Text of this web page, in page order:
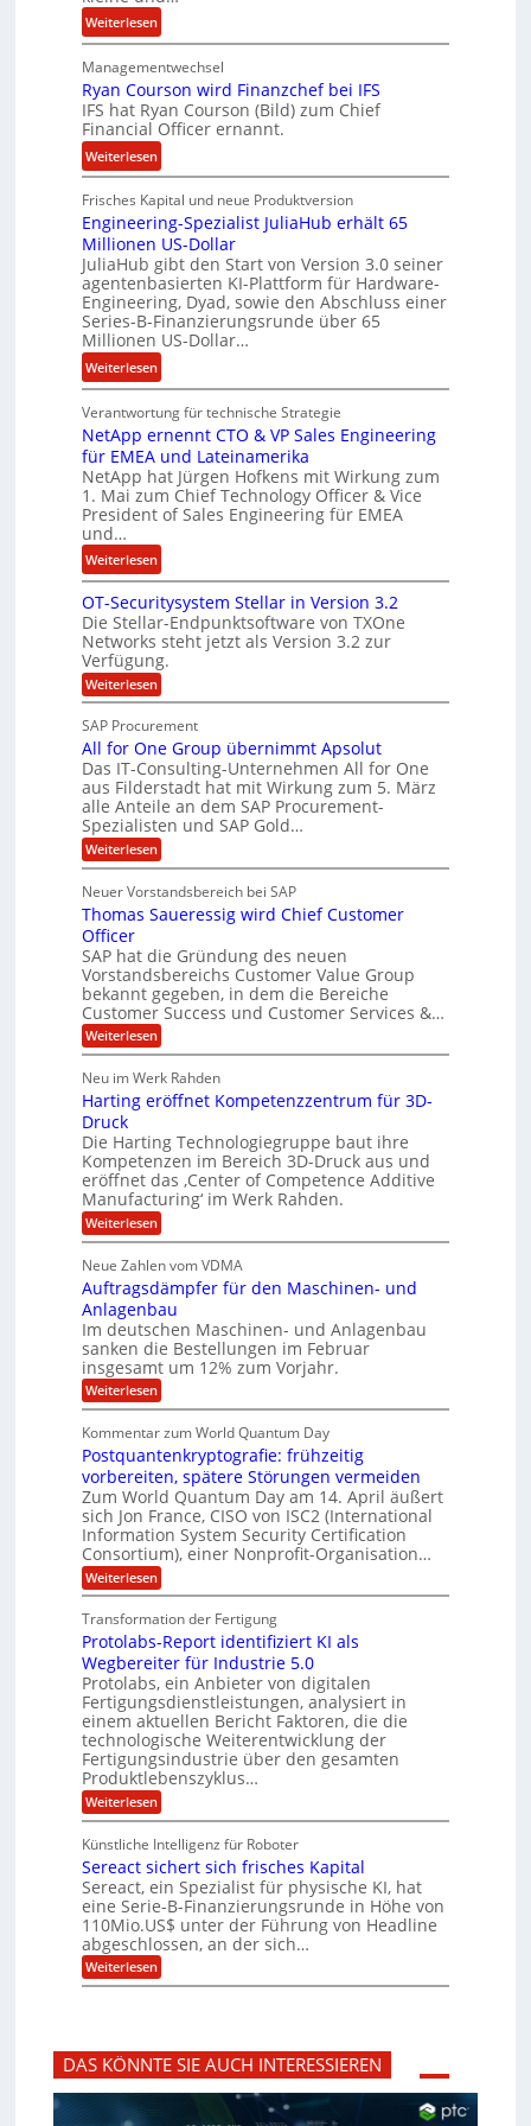
i
t
z
u
s
a
m
e
n
Weiterlesen:
L
ö
s
e
g
e
l
d
z
a
h
l
e
n
i
s
e
i
n
e
ö
s
u
n
g
Managementwechsel
Ryan Courson wird Finanzchef bei IFS
IFS hat Ryan Courson (Bild) zum Chief
Financial Officer ernannt.
Weiterlesen:
R
y
a
n
C
o
u
r
s
o
i
r
d
F
n
a
n
z
c
h
e
e
i
F
S
Frisches Kapital und neue Produktversion
Engineering-Spezialist JuliaHub erhält 65
Millionen US-Dollar
JuliaHub gibt den Start von Version 3.0 seiner
agentenbasierten KI-Plattform für Hardware-
Engineering, Dyad, sowie den Abschluss einer
Series-B-Finanzierungsrunde über 65
Millionen US-Dollar…
Weiterlesen:
E
n
g
n
e
e
r
i
g
-
S
p
e
z
i
a
l
i
s
t
u
i
a
H
u
b
r
h
l
t
6
5
M
i
l
l
i
o
n
e
U
S
-
D
o
l
l
r
Verantwortung für technische Strategie
NetApp ernennt CTO & VP Sales Engineering
für EMEA und Lateinamerika
NetApp hat Jürgen Hofkens mit Wirkung zum
1. Mai zum Chief Technology Officer & Vice
President of Sales Engineering für EMEA
und…
Weiterlesen:
N
e
t
A
p
p
n
e
n
n
t
C
T
O
V
P
S
a
l
e
s
n
g
i
n
e
r
i
n
g
f
ü
r
E
M
E
A
u
n
d
L
a
t
e
i
n
a
m
e
r
i
k
a
OT-Securitysystem Stellar in Version 3.2
Die Stellar-Endpunktsoftware von TXOne
Networks steht jetzt als Version 3.2 zur
Verfügung.
Weiterlesen:
O
-
S
e
c
u
r
i
t
y
y
s
e
m
S
t
e
l
l
r
i
e
r
s
i
o
n
3
.
2
SAP Procurement
All for One Group übernimmt Apsolut
Das IT-Consulting-Unternehmen All for One
aus Filderstadt hat mit Wirkung zum 5. März
alle Anteile an dem SAP Procurement-
Spezialisten und SAP Gold…
Weiterlesen:
A
l
f
r
O
n
e
G
r
o
p
ü
r
n
i
m
m
t
A
p
s
o
l
u
t
Neuer Vorstandsbereich bei SAP
Thomas Saueressig wird Chief Customer
Officer
SAP hat die Gründung des neuen
Vorstandsbereichs Customer Value Group
bekannt gegeben, in dem die Bereiche
Customer Success und Customer Services &…
Weiterlesen:
T
o
m
S
a
u
e
r
e
s
i
g
w
i
r
d
C
h
i
e
f
C
u
s
t
o
m
e
r
O
ff
c
e
Neu im Werk Rahden
Harting eröffnet Kompetenzzentrum für 3D-
Druck
Die Harting Technologiegruppe baut ihre
Kompetenzen im Bereich 3D-Druck aus und
eröffnet das ‚Center of Competence Additive
Manufacturing‘ im Werk Rahden.
Weiterlesen:
H
r
t
i
n
g
e
r
ö
f
n
e
t
K
o
m
p
e
t
e
z
e
n
t
r
u
m
f
ü
r
3
D
D
r
u
c
k
Neue Zahlen vom VDMA
Auftragsdämpfer für den Maschinen- und
Anlagenbau
Im deutschen Maschinen- und Anlagenbau
sanken die Bestellungen im Februar
insgesamt um 12% zum Vorjahr.
Weiterlesen:
A
f
t
r
a
g
s
d
ä
m
p
e
f
ü
r
d
e
n
M
a
s
c
h
n
e
n
-
u
n
d
A
n
e
n
Kommentar zum World Quantum Day
Postquantenkryptografie: frühzeitig
vorbereiten, spätere Störungen vermeiden
Zum World Quantum Day am 14. April äußert
sich Jon France, CISO von ISC2 (International
Information System Security Certification
Consortium), einer Nonprofit-Organisation…
Weiterlesen:
P
s
t
q
u
a
n
t
e
n
k
r
y
p
t
o
g
r
a
f
i
e
:
f
z
e
i
Transformation der Fertigung
Protolabs-Report identifiziert KI als
Wegbereiter für Industrie 5.0
Protolabs, ein Anbieter von digitalen
Fertigungsdienstleistungen, analysiert in
einem aktuellen Bericht Faktoren, die die
technologische Weiterentwicklung der
Fertigungsindustrie über den gesamten
Produktlebenszyklus…
Weiterlesen:
P
o
t
o
l
a
b
s
-
R
r
t
i
Künstliche Intelligenz für Roboter
Sereact sichert sich frisches Kapital
Sereact, ein Spezialist für physische KI, hat
eine Serie-B-Finanzierungsrunde in Höhe von
110Mio.US$ unter der Führung von Headline
abgeschlossen, an der sich…
Weiterlesen:
S
a
c
t
s
DAS KÖNNTE SIE AUCH INTERESSIEREN